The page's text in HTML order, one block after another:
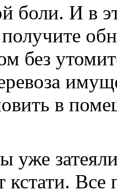
боли. И в
без
в
кстати.